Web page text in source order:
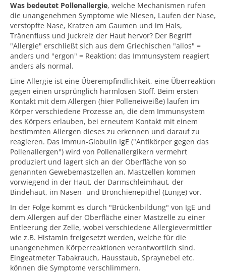
Was bedeutet Pollenallergie, welche Mechanismen rufen
die unangenehmen Symptome wie Niesen, Laufen der Nase,
verstopfte Nase, Kratzen am Gaumen und im Hals,
Tränenfluss und Juckreiz der Haut hervor? Der Begriff
"Allergie" erschließt sich aus dem Griechischen "allos" =
anders und "ergon" = Reaktion: das Immunsystem reagiert
anders als normal.
Eine Allergie ist eine Überempfindlichkeit, eine Überreaktion
gegen einen ursprünglich harmlosen Stoff. Beim ersten
Kontakt mit dem Allergen (hier Polleneiweiße) laufen im
Körper verschiedene Prozesse an, die dem Immunsystem
des Körpers erlauben, bei erneutem Kontakt mit einem
bestimmten Allergen dieses zu erkennen und darauf zu
reagieren. Das Immun-Globulin IgE ("Antikörper gegen das
Pollenallergen") wird von Pollenallergikern vermehrt
produziert und lagert sich an der Oberfläche von so
genannten Gewebemastzellen an. Mastzellen kommen
vorwiegend in der Haut, der Darmschleimhaut, der
Bindehaut, im Nasen- und Bronchienepithel (Lunge) vor.
In der Folge kommt es durch "Brückenbildung" von IgE und
dem Allergen auf der Oberfläche einer Mastzelle zu einer
Entleerung der Zelle, wobei verschiedene Allergievermittler
wie z.B. Histamin freigesetzt werden, welche für die
unangenehmen Körperreaktionen verantwortlich sind.
Eingeatmeter Tabakrauch, Hausstaub, Spraynebel etc.
können die Symptome verschlimmern.